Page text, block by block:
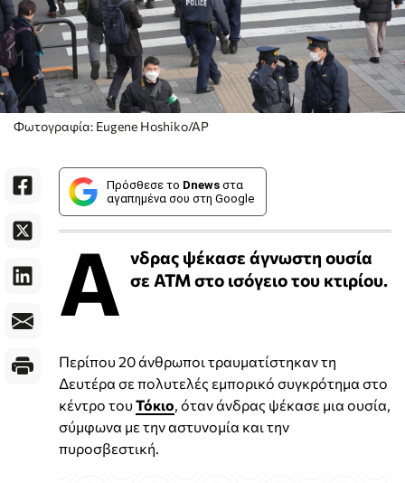
Φωτογραφία: Eugene Hoshiko/AP
Πρόσθεσε το Dnews στα
αγαπημένα σου στη Google
Α νδρας ψέκασε άγνωστη ουσία
σε ΑΤΜ στο ισόγειο του κτιρίου.
Περίπου 20 άνθρωποι τραυματίστηκαν τη
Δευτέρα σε πολυτελές εμπορικό συγκρότημα στο
κέντρο τουΤόκιο , όταν άνδρας ψέκασε μια ουσία,
σύμφωνα με την αστυνομία και την
πυροσβεστική.